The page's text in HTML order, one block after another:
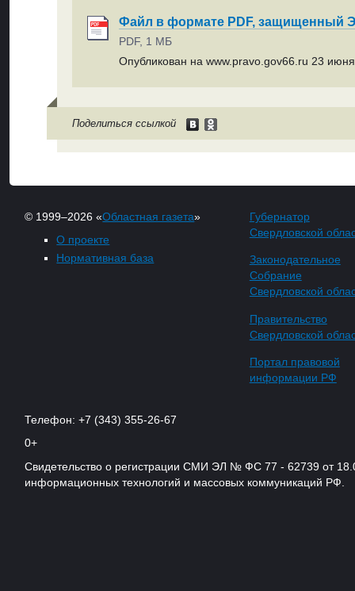
Файл в формате PDF, защищенный
PDF, 1 МБ
Опубликован на www.pravo.gov66.ru 23 июня
Поделиться ссылкой
© 1999–2026 «Областная газета»
О проекте
Нормативная база
Губернатор
Свердловской
Законодательное
Собрание
Свердловской
Правительство
Свердловской
Портал правовой
информации РФ
Телефон: +7 (343) 355-26-67
0+
Свидетельство о регистрации СМИ ЭЛ № ФС 77 - 62739 от
информационных технологий и массовых коммуникаций РФ.